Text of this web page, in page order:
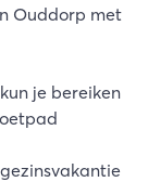
Ouddorp met
je bereiken